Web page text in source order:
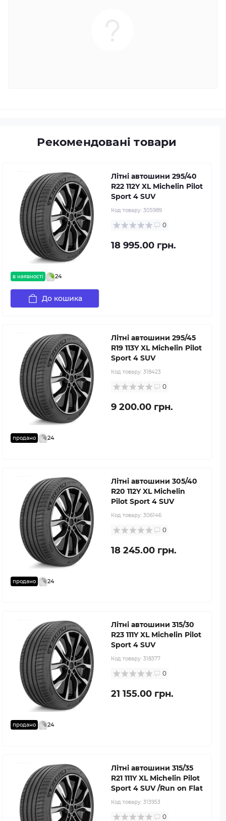
Рекомендовані товари
в наявності 24
Літні автошини 295/40
R22 112Y XL Michelin Pilot
Sport 4 SUV
Код товару: 305989
0
18 995.00 грн.
До кошика
продано 24
Літні автошини 295/45
R19 113Y XL Michelin Pilot
Sport 4 SUV
Код товару: 318423
0
9 200.00 грн.
продано 24
Літні автошини 305/40
R20 112Y XL Michelin
Pilot Sport 4 SUV
Код товару: 306146
0
18 245.00 грн.
продано 24
Літні автошини 315/30
R23 111Y XL Michelin Pilot
Sport 4 SUV
Код товару: 318377
0
21 155.00 грн.
Літні автошини 315/35
R21 111Y XL Michelin Pilot
Sport 4 SUV /Run on Flat
Код товару: 313953
0